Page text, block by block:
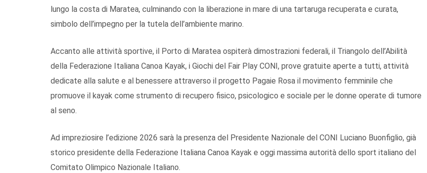
lungo la costa di Maratea, culminando con la liberazione in mare di una tartaruga recuperata e curata,
simbolo dell’impegno per la tutela dell’ambiente marino.
Accanto alle attività sportive, il Porto di Maratea ospiterà dimostrazioni federali, il Triangolo dell’Abilità
della Federazione Italiana Canoa Kayak, i Giochi del Fair Play CONI, prove gratuite aperte a tutti, attività
dedicate alla salute e al benessere attraverso il progetto Pagaie Rosa il movimento femminile che
promuove il kayak come strumento di recupero fisico, psicologico e sociale per le donne operate di tumore
al seno.
Ad impreziosire l’edizione 2026 sarà la presenza del Presidente Nazionale del CONI Luciano Buonfiglio, già
storico presidente della Federazione Italiana Canoa Kayak e oggi massima autorità dello sport italiano del
Comitato Olimpico Nazionale Italiano.